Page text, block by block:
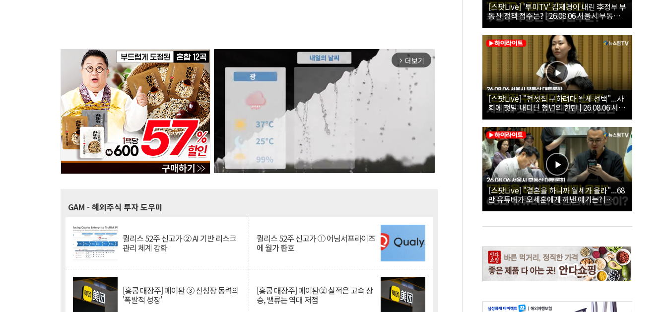
arrow_forward_ios 더보기
GAM - 해외주식 투자 도우미
퀄리스 52주 신고가 ② AI 기반 리스크
관리 체계 강화
퀄리스 52주 신고가 ① 어닝서프라이즈
에 월가 환호
[홍콩 대장주] 메이퇀 ③ 신성장 동력의
'폭발적 성장'
[홍콩 대장주] 메이퇀② 실적은 고속 상
승, 밸류는 역대 저점
[스팟Live] '투미TV' 김제경이 내린 李정부 부
동산 정책 점수는? | 26.08.06 서울시 부동산
대토론회
[스팟Live] "전셋집 구하려다 월세 선택"...사
회에 첫발 내디딘 청년의 한탄 | 26.08.06 서울
시 부동산 대토론회
[스팟Live] "결혼을 하니까 월세가 올라"...68
만 유튜버가 오세훈에게 꺼낸 얘기는? |
26.08.06 서울시 부동산 대토론회